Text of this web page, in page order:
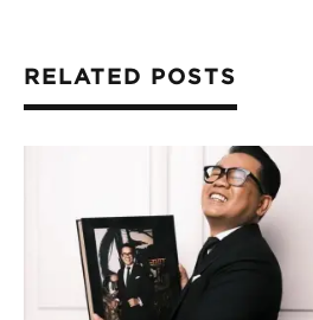
RELATED POSTS